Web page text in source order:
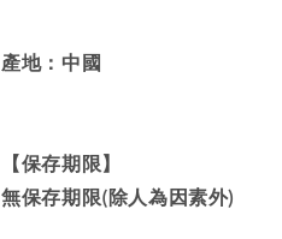
產地：中國
【保存期限】
無保存期限(除人為因素外)